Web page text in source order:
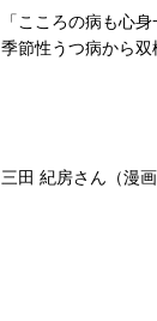
「こころの病も心
季節性うつ病から双
三田 紀房さん（漫画